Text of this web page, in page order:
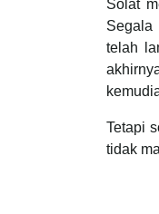
Solat
Segala
telah
Tetapi
tidak